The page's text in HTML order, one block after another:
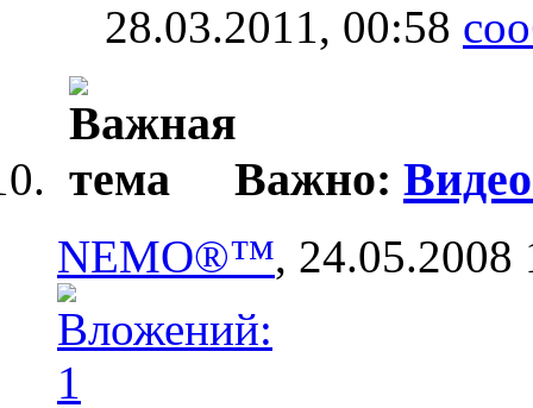
28.03.2011, 00:58
Важно:
NEMO®™, 24.05.2008